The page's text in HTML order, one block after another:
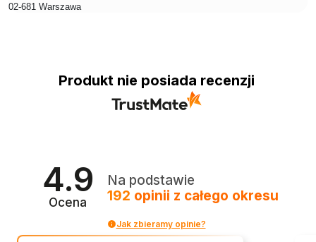
02-681 Warszawa
Produkt nie posiada recenzji
4.9
Ocena
Na podstawie
192 opinii z całego okresu
Jak zbieramy opinie?